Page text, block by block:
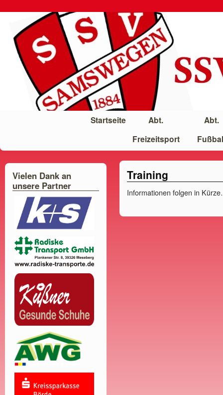
Startseite
Abt.
Freizeitsport
Abt.
Training
Informationen folgen in
Vielen Dank an
unsere Partner